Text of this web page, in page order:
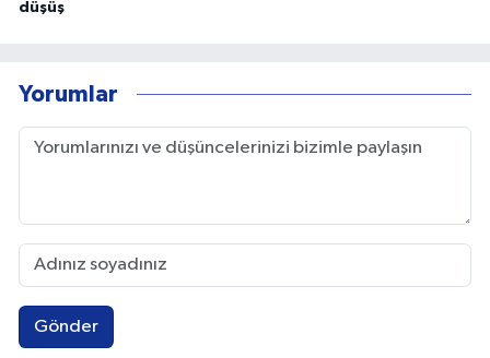
düşüş
Yorumlar
Gönder